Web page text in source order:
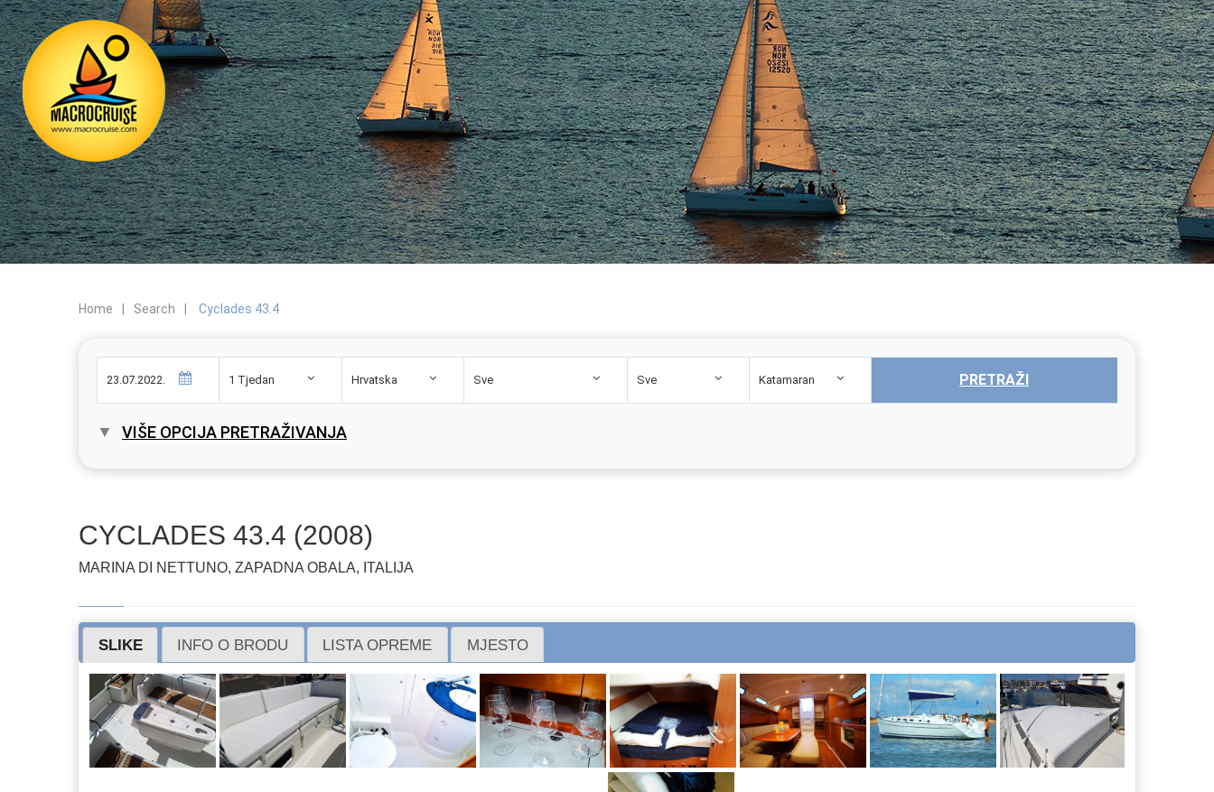
Home Search Cyclades 43.4
1 Tjedan Hrvatska Sve Sve Katamaran PRETRAŽI
VIŠE OPCIJA PRETRAŽIVANJA
CYCLADES 43.4 (2008)
MARINA DI NETTUNO, ZAPADNA OBALA, ITALIJA
SLIKE INFO O BRODU LISTA OPREME MJESTO